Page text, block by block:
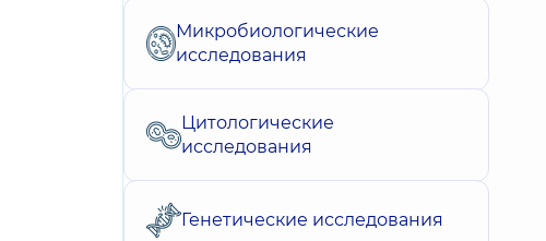
Микробиологические
исследования
Цитологические
исследования
Генетические исследования